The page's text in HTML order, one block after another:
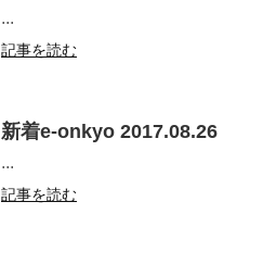
...
記事を読む
新着e-onkyo 2017.08.26
...
記事を読む